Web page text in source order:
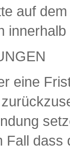
auf
eine
Fall